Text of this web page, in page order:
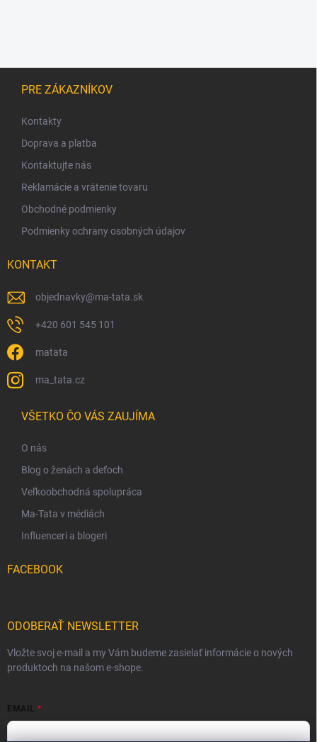
PRE ZÁKAZNÍKOV
Kontakty
Doprava a platba
Kontaktujte nás
Reklamácie a vrátenie tovaru
Obchodné podmienky
Podmienky ochrany osobných údajov
KONTAKT
objednavky@ma-tata.sk
+420 601 545 101
matata
ma_tata.cz
VŠETKO ČO VÁS ZAUJÍMA
O nás
Blog o ženách a deťoch
Veľkoobchodná spolupráca
Ma-Tata v médiách
Influenceri a blogeri
FACEBOOK
ODOBERAŤ NEWSLETTER
Vložte svoj e-mail a my Vám budeme zasielať informácie o nových
produktoch na našom e-shope.
EMAIL